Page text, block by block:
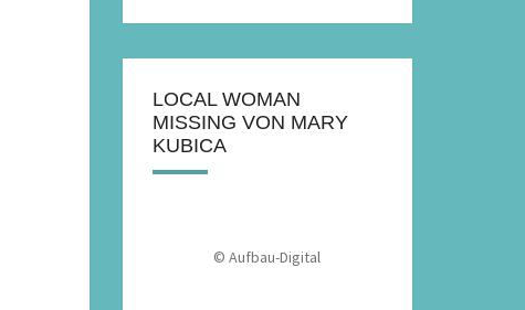
LOCAL WOMAN
MISSING VON MARY
KUBICA
© Aufbau-Digital